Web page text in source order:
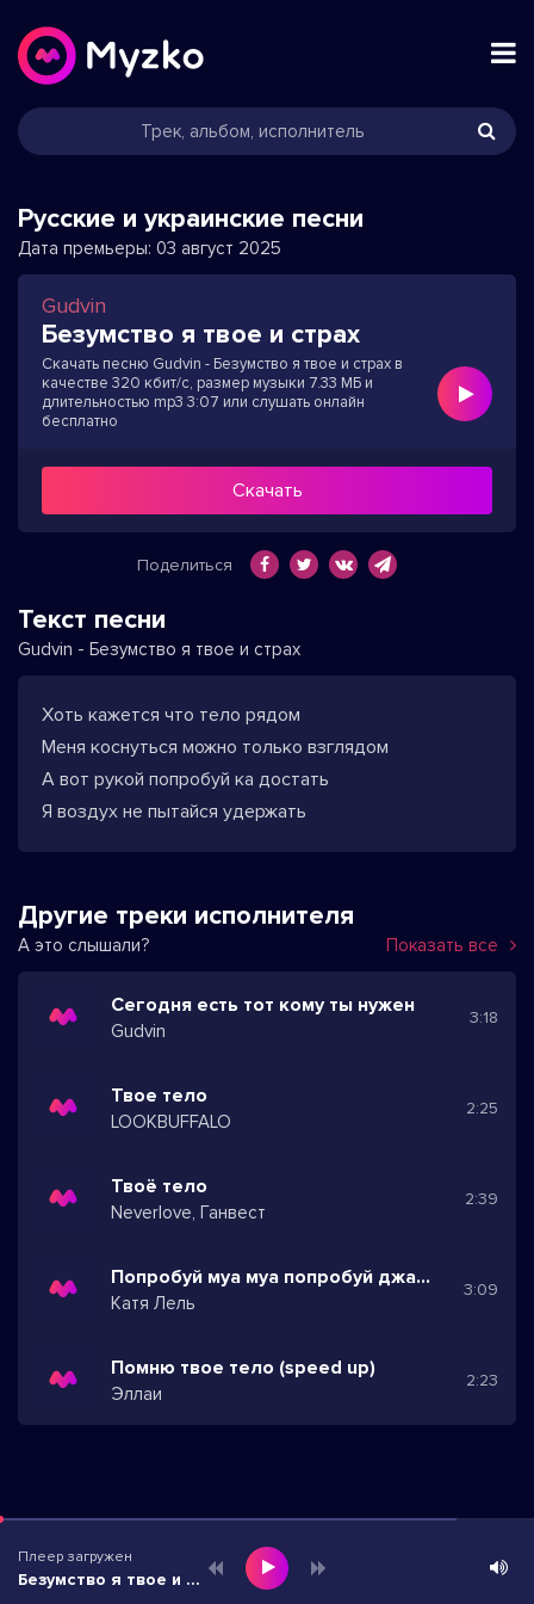
Русские и украинские песни
Дата премьеры: 03 август 2025
Gudvin
Безумство я твое и страх
Скачать песню Gudvin - Безумство я твое и страх в
качестве 320 кбит/с, размер музыки 7.33 МБ и
длительностью mp3 3:07 или слушать онлайн
бесплатно
Скачать
Поделиться
Текст песни
Gudvin - Безумство я твое и страх
Хоть кажется что тело рядом
Меня коснуться можно только взглядом
А вот рукой попробуй ка достать
Я воздух не пытайся удержать
Другие треки исполнителя
А это слышали? Показать все
Сегодня есть тот кому ты нужен
Gudvin
3:18
Твое тело
LOOKBUFFALO
2:25
Твоё тело
Neverlove, Ганвест
2:39
Попробуй муа муа попробуй джага джага
Катя Лель
3:09
Помню твое тело (speed up)
Эллаи
2:23
Плеер загружен
Безумство я твое и страх